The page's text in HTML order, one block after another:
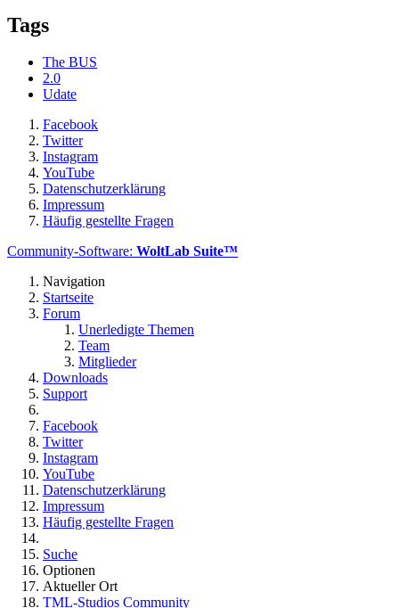
Tags
The BUS
2.0
Udate
Facebook
Twitter
Instagram
YouTube
Datenschutzerklärung
Impressum
Häufig gestellte Fragen
Community-Software: WoltLab Suite™
Navigation
Startseite
Forum
Unerledigte Themen
Team
Mitglieder
Downloads
Support
Facebook
Twitter
Instagram
YouTube
Datenschutzerklärung
Impressum
Häufig gestellte Fragen
Suche
Optionen
Aktueller Ort
TML-Studios Community